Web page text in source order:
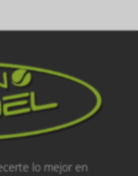
lo mejor en